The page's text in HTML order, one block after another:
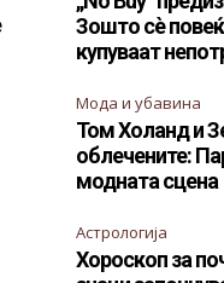
Зошто сè
купуваат
Мода и убавина
Том Холанд и
облечените:
модната сцена
Астрологија
Хороскоп за